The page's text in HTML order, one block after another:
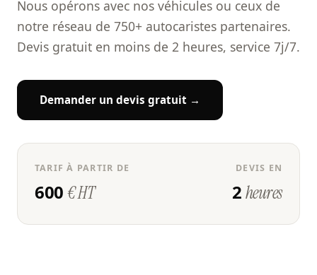
Nous opérons avec nos véhicules ou ceux de
notre réseau de 750+ autocaristes partenaires.
Devis gratuit en moins de 2 heures, service 7j/7.
Demander un devis gratuit →
TARIF À PARTIR DE
600€ HT
DEVIS EN
2heures